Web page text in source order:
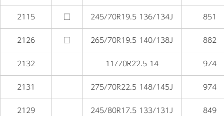
2115 245/70R19.5 136/134J 851
2126 265/70R19.5 140/138J 882
2132 11/70R22.5 14 974
2131 275/70R22.5 148/145J 974
2129 245/80R17.5 133/131J 849